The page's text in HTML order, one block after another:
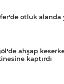
otluk alanda
ahşap
kaptırdı